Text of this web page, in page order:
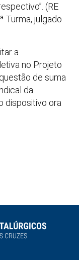
(RE
Turma, julgado
a
no Projeto
de suma
da
dispositivo ora